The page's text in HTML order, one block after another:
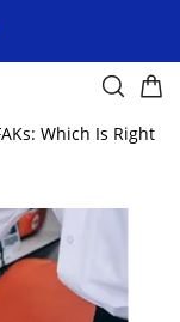
Which Is Right